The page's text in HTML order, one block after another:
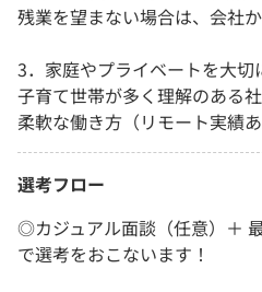
残業を望まない場合は、会社
3．家庭やプライベートを大切
子育て世帯が多く理解のある社
柔軟な働き方（リモート実績あ
選考フロー
◎カジュアル面談（任意）＋
で選考をおこないます！